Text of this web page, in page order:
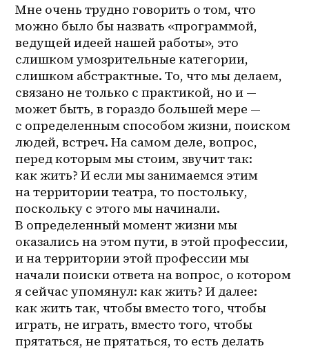
Мне очень трудно говорить о том, что
можно было бы назвать «программой,
ведущей идеей нашей работы», это
слишком умозрительные категории,
слишком абстрактные. То, что мы делаем,
связано не только с практикой, но и —
может быть, в гораздо большей мере —
с определенным способом жизни, поиском
людей, встреч. На самом деле, вопрос,
перед которым мы стоим, звучит так:
как жить? И если мы занимаемся этим
на территории театра, то постольку,
поскольку с этого мы начинали.
В определенный момент жизни мы
оказались на этом пути, в этой профессии,
и на территории этой профессии мы
начали поиски ответа на вопрос, о котором
я сейчас упомянул: как жить? И далее:
как жить так, чтобы вместо того, чтобы
играть, не играть, вместо того, чтобы
прятаться, не прятаться, то есть делать